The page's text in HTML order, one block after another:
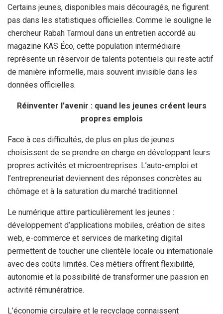
Certains jeunes, disponibles mais découragés, ne figurent
pas dans les statistiques officielles. Comme le souligne le
chercheur Rabah Tarmoul dans un entretien accordé au
magazine KAS Éco, cette population intermédiaire
représente un réservoir de talents potentiels qui reste actif
de manière informelle, mais souvent invisible dans les
données officielles.
Réinventer l’avenir : quand les jeunes créent leurs
propres emplois
Face à ces difficultés, de plus en plus de jeunes
choisissent de se prendre en charge en développant leurs
propres activités et microentreprises. L’auto-emploi et
l’entrepreneuriat deviennent des réponses concrètes au
chômage et à la saturation du marché traditionnel.
Le numérique attire particulièrement les jeunes :
développement d’applications mobiles, création de sites
web, e-commerce et services de marketing digital
permettent de toucher une clientèle locale ou internationale
avec des coûts limités. Ces métiers offrent flexibilité,
autonomie et la possibilité de transformer une passion en
activité rémunératrice.
L’économie circulaire et le recyclage connaissent